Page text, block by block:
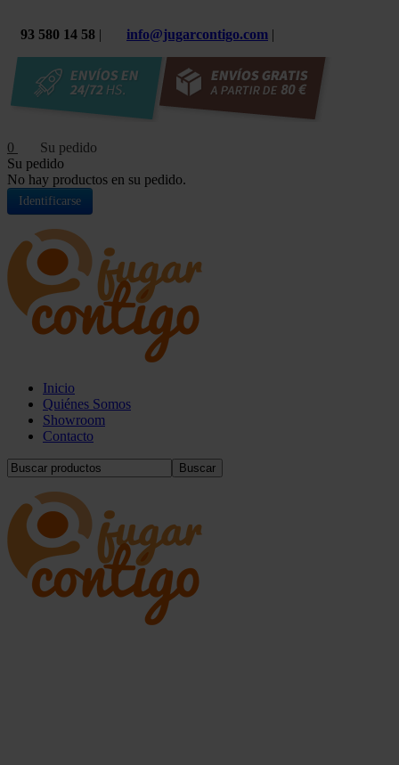
93 580 14 58 | info@jugarcontigo.com |
0
Su pedido
No hay productos en su pedido.
Identificarse
Inicio
Quiénes Somos
Showroom
Contacto
Buscar